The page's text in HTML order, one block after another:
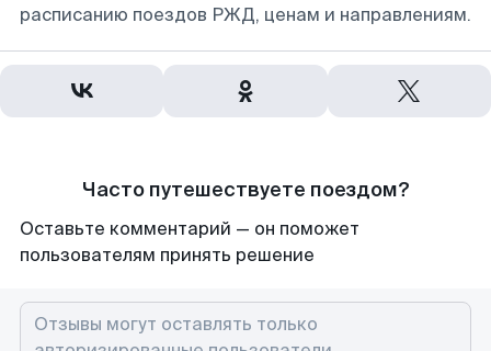
расписанию поездов РЖД, ценам и направлениям.
Часто путешествуете поездом?
Оставьте комментарий — он поможет
пользователям принять решение